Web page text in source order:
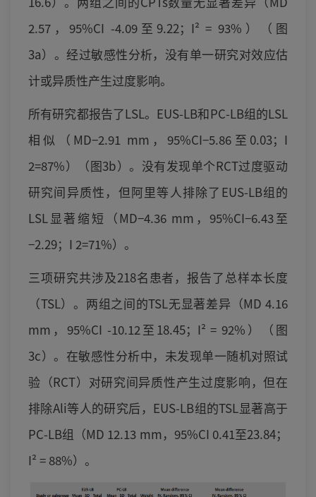
2.57，95%CI -4.09至9.22；I² = 93%）（图
3a）。经过敏感性分析，没有单一研究对效应估
计或异质性产生过度影响。
所有研究都报告了LSL。EUS-LB和PC-LB组的LSL
相似（MD−2.91 mm，95%CI−5.86至0.03；I
2=87%）（图3b）。没有发现单个RCT过度驱动
研究间异质性，但阿里等人排除了EUS-LB组的
LSL显著缩短（MD−4.36 mm，95%CI−6.43至
−2.29；I 2=71%）。
三项研究共涉及218名患者，报告了总样本长度
（TSL）。两组之间的TSL无显著差异（MD 4.16
mm，95%CI -10.12至18.45；I² = 92%）（图
3c）。在敏感性分析中，未发现单一随机对照试
验（RCT）对研究间异质性产生过度影响，但在
排除Ali等人的研究后，EUS-LB组的TSL显著高于
PC-LB组（MD 12.13 mm，95%CI 0.41至23.84；
I² = 88%）。